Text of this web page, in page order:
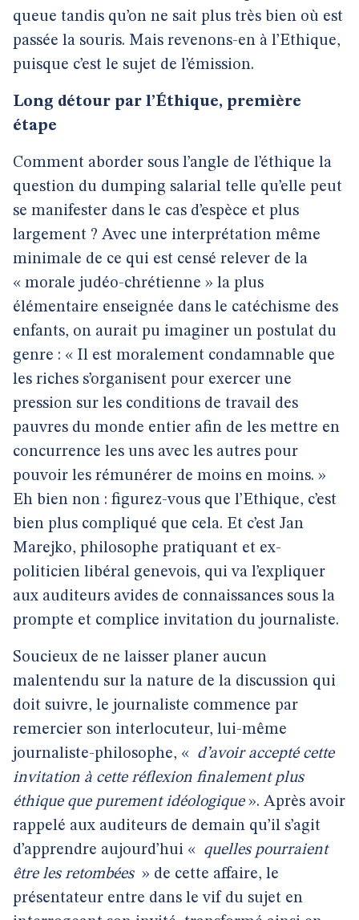
queue tandis qu’on ne sait plus très bien où est
passée la souris. Mais revenons-en à l’Ethique,
puisque c’est le sujet de l’émission.
Long détour par l’Éthique, première
étape
Comment aborder sous l’angle de l’éthique la
question du dumping salarial telle qu’elle peut
se manifester dans le cas d’espèce et plus
largement ? Avec une interprétation même
minimale de ce qui est censé relever de la
« morale judéo-chrétienne » la plus
élémentaire enseignée dans le catéchisme des
enfants, on aurait pu imaginer un postulat du
genre : « Il est moralement condamnable que
les riches s’organisent pour exercer une
pression sur les conditions de travail des
pauvres du monde entier afin de les mettre en
concurrence les uns avec les autres pour
pouvoir les rémunérer de moins en moins. »
Eh bien non : figurez-vous que l’Ethique, c’est
bien plus compliqué que cela. Et c’est Jan
Marejko, philosophe pratiquant et ex-
politicien libéral genevois, qui va l’expliquer
aux auditeurs avides de connaissances sous la
prompte et complice invitation du journaliste.
Soucieux de ne laisser planer aucun
malentendu sur la nature de la discussion qui
doit suivre, le journaliste commence par
remercier son interlocuteur, lui-même
journaliste-philosophe, « d’avoir accepté cette
invitation à cette réflexion finalement plus
éthique que purement idéologique». Après avoir
rappelé aux auditeurs de demain qu’il s’agit
d’apprendre aujourd’hui « quelles pourraient
être les retombées » de cette affaire, le
présentateur entre dans le vif du sujet en